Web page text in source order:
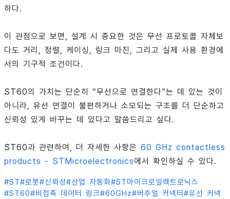
하다.
이 관점으로 보면, 설계 시 중요한 것은 무선 프로토콜 자체보
다도 거리, 정렬, 케이싱, 링크 마진, 그리고 실제 사용 환경에
서의 기구적 조건이다.
ST60의 가치는 단순히 “무선으로 연결한다”는 데 있는 것이
아니라, 유선 연결이 불편하거나 소모되는 구조를 더 단순하고
신뢰성 있게 바꾸는 데 있다고 말씀드리고 싶다.
ST60과 관련하여, 더 자세한 사항은 60 GHz contactless
products - STMicroelectronics에서 확인하실 수 있다.
#ST#로봇#신뢰성#산업 자동화#ST마이크로일렉트로닉스
#ST60#비접촉 데이터 링크#60GHz#버추얼 커넥터 #유선 커넥